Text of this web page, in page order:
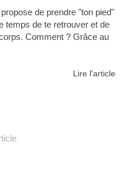
de prendre "ton pied"
temps de te retrouver et de
Comment ? Grâce au
Lire l'article